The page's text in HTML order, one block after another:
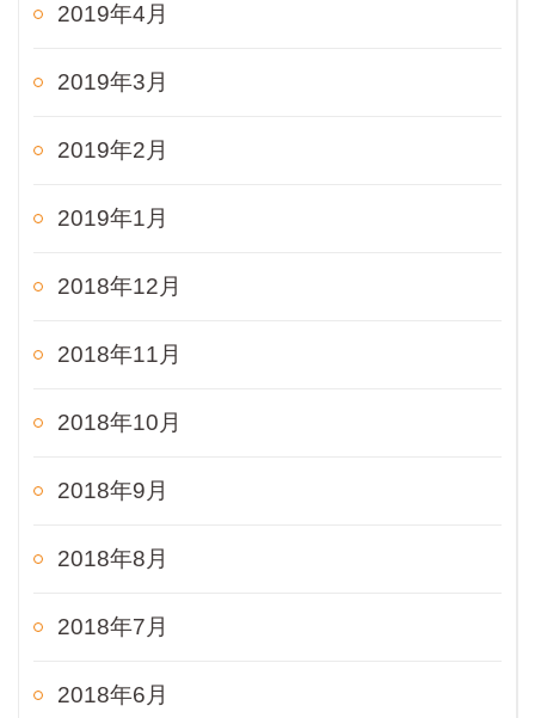
2019年4月
2019年3月
2019年2月
2019年1月
2018年12月
2018年11月
2018年10月
2018年9月
2018年8月
2018年7月
2018年6月